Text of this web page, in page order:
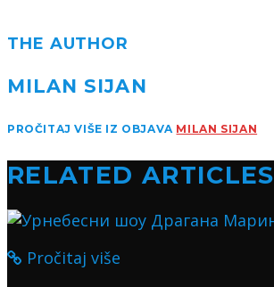
THE AUTHOR
MILAN SIJAN
PROČITAJ VIŠE IZ OBJAVA MILAN SIJAN
RELATED ARTICLES
Pročitaj više